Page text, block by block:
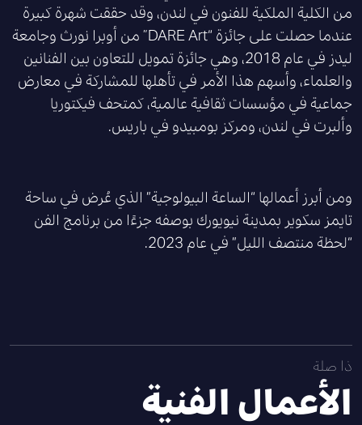
من الكلية الملكية للفنون في لندن، وقد حققت شهرة كبيرة
عندما حصلت على جائزة “DARE Art” من أوبرا نورث وجامعة
ليدز في عام 2018، وهي جائزة تمويل للتعاون بين الفنانين
والعلماء، وأسهم هذا الأمر في تأهلها للمشاركة في معارض
جماعية في مؤسسات ثقافية عالمية، كمتحف فيكتوريا
وألبرت في لندن، ومركز بومبيدو في باريس.
ومن أبرز أعمالها “الساعة البيولوجية” الذي عُرض في ساحة
تايمز سكوير بمدينة نيويورك بوصفه جزءًا من برنامج الفن
“لحظة منتصف الليل” في عام 2023.
ذا صلة
الأعمال الفنية